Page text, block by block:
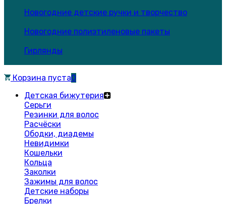
Новогодние детские ручки и творчество
Новогодние полиэтиленовые пакеты
Гирлянды
Корзина пуста0
Детская бижутерия
Серьги
Резинки для волос
Расчёски
Ободки, диадемы
Невидимки
Кошельки
Кольца
Заколки
Зажимы для волос
Детские наборы
Брелки